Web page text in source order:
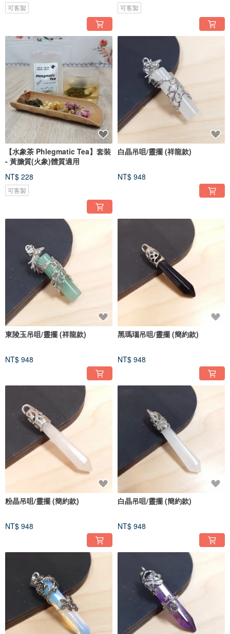
可客製 可客製
【水象茶 Phlegmatic Tea】套裝
- 黃膽質(火象)體質適用
NT$ 228
可客製
白晶吊咀/靈擺 (祥龍款)
NT$ 948
東陵玉吊咀/靈擺 (祥龍款)
NT$ 948
黑瑪瑙吊咀/靈擺 (簡約款)
NT$ 948
粉晶吊咀/靈擺 (簡約款)
NT$ 948
白晶吊咀/靈擺 (簡約款)
NT$ 948